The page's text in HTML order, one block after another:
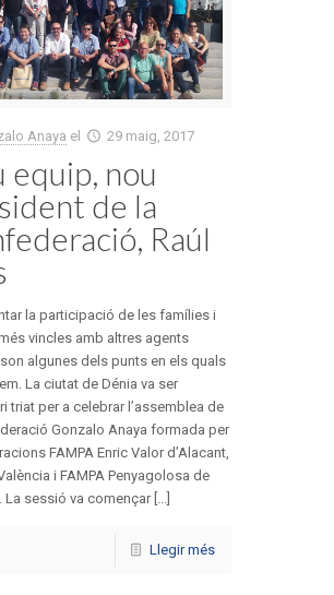
Anaya el 29 maig, 2017
equip, nou
de la
Raúl
la participació de les famílies i
vincles amb altres agents
algunes dels punts en els quals
La ciutat de Dénia va ser
triat per a celebrar l’assemblea de
Gonzalo Anaya formada per
FAMPA Enric Valor d’Alacant,
i FAMPA Penyagolosa de
sessió va començar [...]
Llegir més